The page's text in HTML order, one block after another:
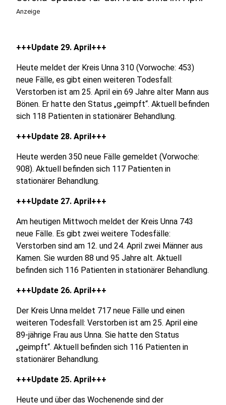
Anzeige
+++Update 29. April+++
Heute meldet der Kreis Unna 310 (Vorwoche: 453)
neue Fälle, es gibt einen weiteren Todesfall:
Verstorben ist am 25. April ein 69 Jahre alter Mann aus
Bönen. Er hatte den Status „geimpft“. Aktuell befinden
sich 118 Patienten in stationärer Behandlung.
+++Update 28. April+++
Heute werden 350 neue Fälle gemeldet (Vorwoche:
908). Aktuell befinden sich 117 Patienten in
stationärer Behandlung.
+++Update 27. April+++
Am heutigen Mittwoch meldet der Kreis Unna 743
neue Fälle. Es gibt zwei weitere Todesfälle:
Verstorben sind am 12. und 24. April zwei Männer aus
Kamen. Sie wurden 88 und 95 Jahre alt. Aktuell
befinden sich 116 Patienten in stationärer Behandlung.
+++Update 26. April+++
Der Kreis Unna meldet 717 neue Fälle und einen
weiteren Todesfall: Verstorben ist am 25. April eine
89-jährige Frau aus Unna. Sie hatte den Status
„geimpft“. Aktuell befinden sich 116 Patienten in
stationärer Behandlung.
+++Update 25. April+++
Heute und über das Wochenende sind der